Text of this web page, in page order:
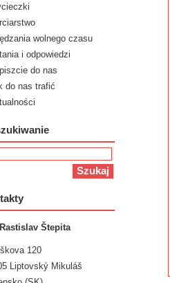
wolnego czasu
i odpowiedzi
do nas
do nas trafić
Štepita
120
Liptovský Mikuláš